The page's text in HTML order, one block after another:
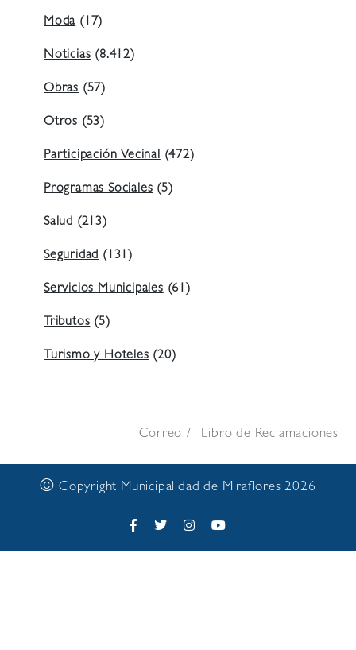
Moda (17)
Noticias (8.412)
Obras (57)
Otros (53)
Participación Vecinal (472)
Programas Sociales (5)
Salud (213)
Seguridad (131)
Servicios Municipales (61)
Tributos (5)
Turismo y Hoteles (20)
Correo Libro de Reclamaciones
© Copyright Municipalidad de Miraflores 2026